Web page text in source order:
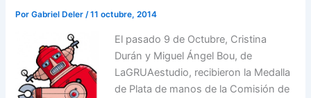
PorGabriel Deler/11 octubre, 2014
El pasado 9 de Octubre, Cristina
Durán y Miguel Ángel Bou, de
LaGRUAestudio, recibieron la Medalla
de Plata de manos de la Comisión de